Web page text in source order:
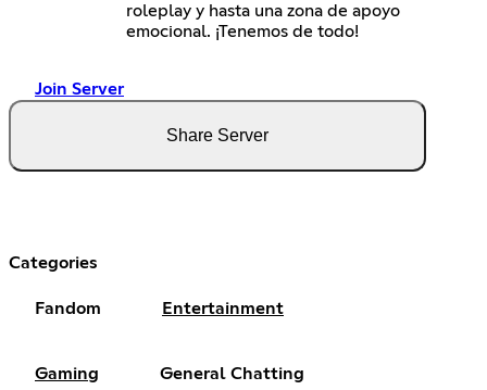
roleplay y hasta una zona de apoyo
emocional. ¡Tenemos de todo!
Join Server
Share Server
Categories
Fandom Entertainment
Gaming General Chatting